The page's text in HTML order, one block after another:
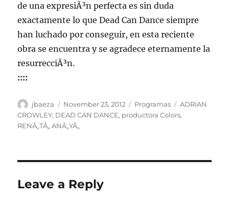
de una expresiÃ³n perfecta es sin duda
exactamente lo que Dead Can Dance siempre
han luchado por conseguir, en esta reciente
obra se encuentra y se agradece eternamente la
resurrecciÃ³n.
::::
Author
jbaeza
Posted
on
November 23, 2012 Categories
Programas Tags
ADRIAN
CROWLEY, DEAD CAN DANCE, productora Colors,
RENÃ„TÃ„ ANÃ„YÃ„
Leave a Reply